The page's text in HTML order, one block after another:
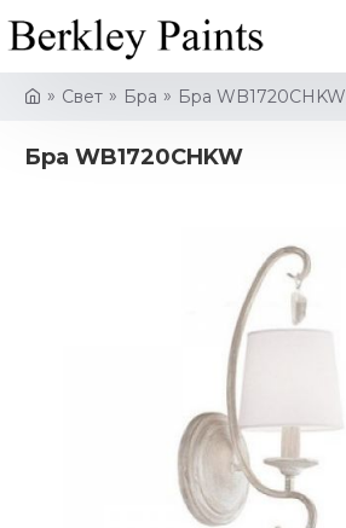
Свет Бра Бра WB1720CHKW
Бра WB1720CHKW